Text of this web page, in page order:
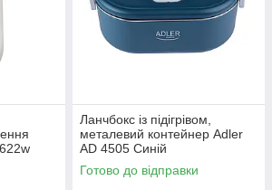
Ланчбокс із підігрівом,
металевий контейнер Adler
AD 4505 Синій
Готово до відправки